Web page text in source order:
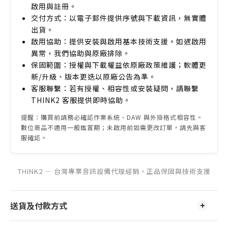
啟用與註冊。
交付方式：以電子郵件提供序號與下載資訊，無實體
出貨。
啟用協助：提供安裝與啟用基本技術支援。如遇啟用
異常，我們協助與原廠排除。
保固範圍：授權與下載權益依原廠政策維護；軟體更
新/升級、版本更迭以原廠公告為準。
客服聯繫：若有授權、相容性或安裝疑問，請聯繫
THINK2 客服提供即時協助。
提醒：購買前請務必確認作業系統、DAW 與外掛格式相容性。
數位商品不適用一般鑑賞期；未啟用前如需更改訂單，請先與客
服確認。
THINK2 — 台灣專業音訊設備代理經銷，正品保固與技術支援
送貨及付款方式